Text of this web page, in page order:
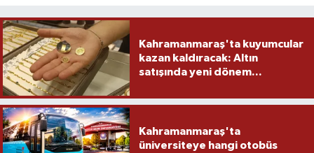
Kahramanmaraş'ta kuyumcular
kazan kaldıracak: Altın
satışında yeni dönem...
Kahramanmaraş'ta
üniversiteye hangi otobüs